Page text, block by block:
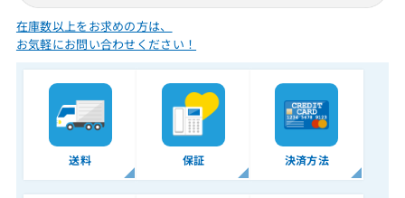
在庫数以上をお求めの方は、
お気軽にお問い合わせください！
送料 保証 決済方法